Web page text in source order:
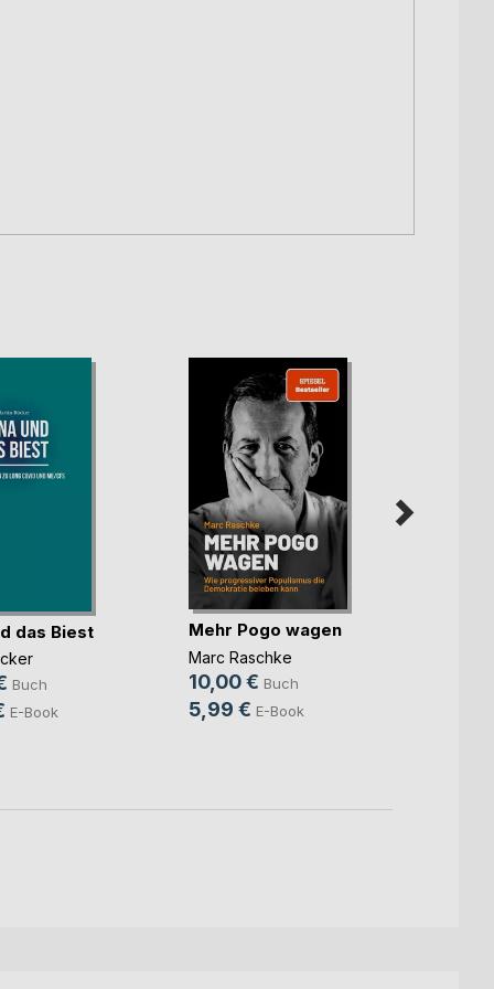
das Biest
Buch
E-Book
Mehr Pogo wagen
Marc Raschke
10,00 € Buch
5,99 € E-Book